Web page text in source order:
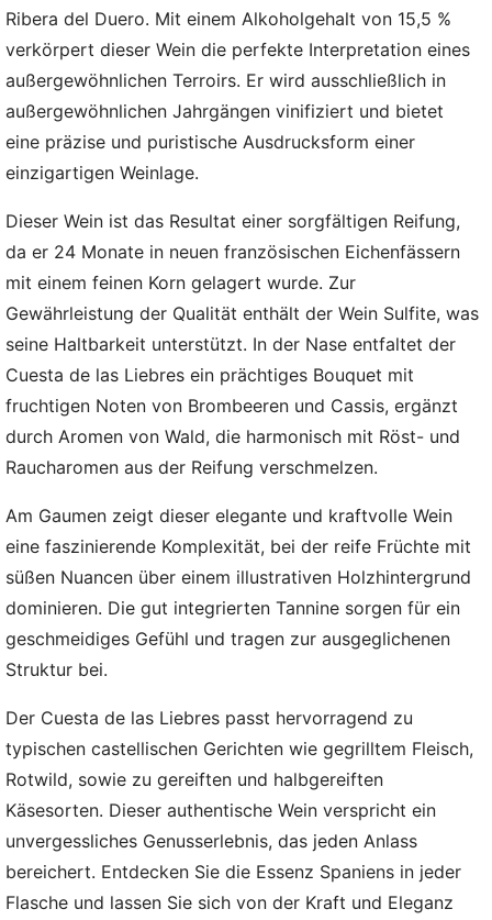
Ribera del Duero. Mit einem Alkoholgehalt von 15,5 %
verkörpert dieser Wein die perfekte Interpretation eines
außergewöhnlichen Terroirs. Er wird ausschließlich in
außergewöhnlichen Jahrgängen vinifiziert und bietet
eine präzise und puristische Ausdrucksform einer
einzigartigen Weinlage.
Dieser Wein ist das Resultat einer sorgfältigen Reifung,
da er 24 Monate in neuen französischen Eichenfässern
mit einem feinen Korn gelagert wurde. Zur
Gewährleistung der Qualität enthält der Wein Sulfite, was
seine Haltbarkeit unterstützt. In der Nase entfaltet der
Cuesta de las Liebres ein prächtiges Bouquet mit
fruchtigen Noten von Brombeeren und Cassis, ergänzt
durch Aromen von Wald, die harmonisch mit Röst- und
Raucharomen aus der Reifung verschmelzen.
Am Gaumen zeigt dieser elegante und kraftvolle Wein
eine faszinierende Komplexität, bei der reife Früchte mit
süßen Nuancen über einem illustrativen Holzhintergrund
dominieren. Die gut integrierten Tannine sorgen für ein
geschmeidiges Gefühl und tragen zur ausgeglichenen
Struktur bei.
Der Cuesta de las Liebres passt hervorragend zu
typischen castellischen Gerichten wie gegrilltem Fleisch,
Rotwild, sowie zu gereiften und halbgereiften
Käsesorten. Dieser authentische Wein verspricht ein
unvergessliches Genusserlebnis, das jeden Anlass
bereichert. Entdecken Sie die Essenz Spaniens in jeder
Flasche und lassen Sie sich von der Kraft und Eleganz